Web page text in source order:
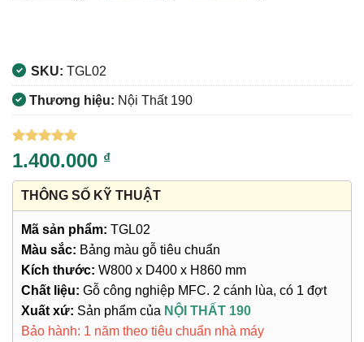
SKU: TGL02
Thương hiệu: Nội Thất 190
5trên 5
dựa trên
1
đánh giá
1.400.000 ₫
THÔNG SỐ KỸ THUẬT
Mã sản phẩm: TGL02
Màu sắc: Bảng màu gỗ tiêu chuẩn
Kích thước: W800 x D400 x H860 mm
Chất liệu: Gỗ công nghiệp MFC. 2 cánh lùa, có 1 đợt
Xuất xứ: Sản phẩm của NỘI THẤT 190
Bảo hành: 1 năm theo tiêu chuẩn nhà máy